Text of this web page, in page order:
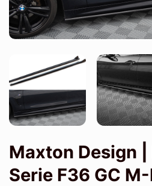
Maxton Design
Serie F36 GC